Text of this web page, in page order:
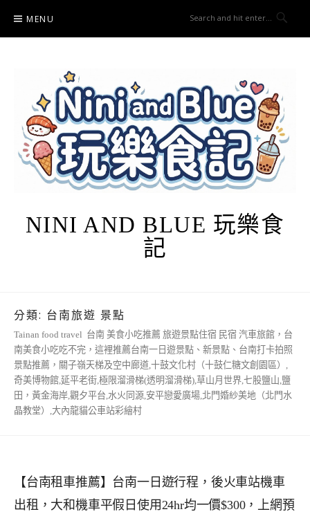
content
MENU
NINI AND BLUE 玩樂食
記
分類: 台南旅遊 景點
Tainan food travel 台南 美食小吃推薦 旅遊景點住宿 民宿 汽車旅館，台
南美食小吃吃不完，這裡推薦台南一日遊景點、新景點、台南打卡拍照
景點推薦，關子嶺天梯及空中廊道,十鼓文化村（十鼓仁糖文創園區）,
奇美博物館,延平老街,極限溜滑梯(透明溜滑梯),草山月世界,七股鹽山,鹽
田，黃金海岸,觀夕平台,水火同源,安平戀愛廣場,北門婚紗美地（北門水
晶教堂）,大內龍貓公車站彩繪村
【台南租車推薦】台南一日遊行程，後火車站機車
出租，大和機車平假日使用24hr均一價$300，上網預